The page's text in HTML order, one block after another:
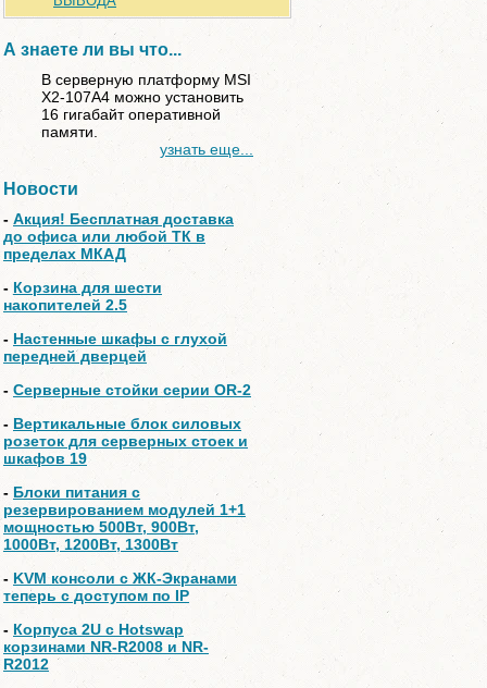
А знаете ли вы что...
В серверную платформу MSI
X2-107A4 можно установить
16 гигабайт оперативной
памяти.
узнать еще...
Новости
- Акция! Бесплатная доставка
до офиса или любой ТК в
пределах МКАД
- Корзина для шести
накопителей 2.5
- Настенные шкафы с глухой
передней дверцей
- Серверные стойки серии OR-2
- Вертикальные блок силовых
розеток для серверных стоек и
шкафов 19
- Блоки питания с
резервированием модулей 1+1
мощностью 500Вт, 900Вт,
1000Вт, 1200Вт, 1300Вт
- KVM консоли с ЖК-Экранами
теперь с доступом по IP
- Корпуса 2U с Hotswap
корзинами NR-R2008 и NR-
R2012